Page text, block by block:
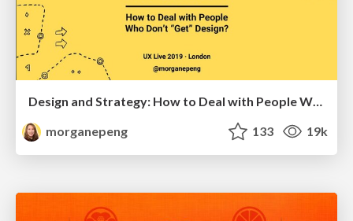
Design and Strategy: How to Deal with People Who Don’t "Get" Design
morganepeng
133 19k